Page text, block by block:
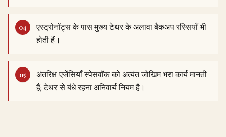
एस्ट्रोनॉट्स के पास मुख्य टेथर के अलावा बैकअप रस्सियाँ भी
होती हैं।
अंतरिक्ष एजेंसियाँ स्पेसवॉक को अत्यंत जोखिम भरा कार्य मानती
हैं; टेथर से बंधे रहना अनिवार्य नियम है।